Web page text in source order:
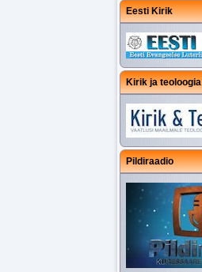
Eesti Kirik
Kirik ja teoloogia
Pildiraadio